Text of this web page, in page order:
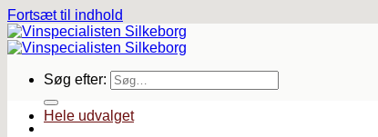
Fortsæt til indhold
Søg efter:
Hele udvalget